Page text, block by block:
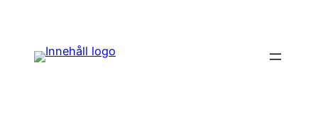
innehåll